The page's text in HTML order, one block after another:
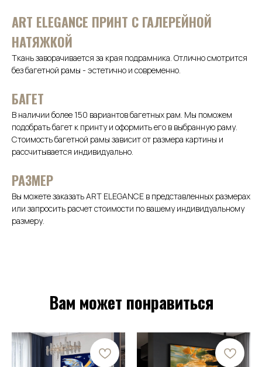
ART ELEGANCE ПРИНТ С ГАЛЕРЕЙНОЙ
НАТЯЖКОЙ
Ткань заворачивается за края подрамника. Отлично смотрится
без багетной рамы - эстетично и современно.
БАГЕТ
В наличии более 150 вариантов багетных рам. Мы поможем
подобрать багет к принту и оформить его в выбранную раму.
Стоимость багетной рамы зависит от размера картины и
рассчитывается индивидуально.
РАЗМЕР
Вы можете заказать ART ELEGANCE в представленных размерах
или запросить расчет стоимости по вашему индивидуальному
размеру.
Вам может понравиться